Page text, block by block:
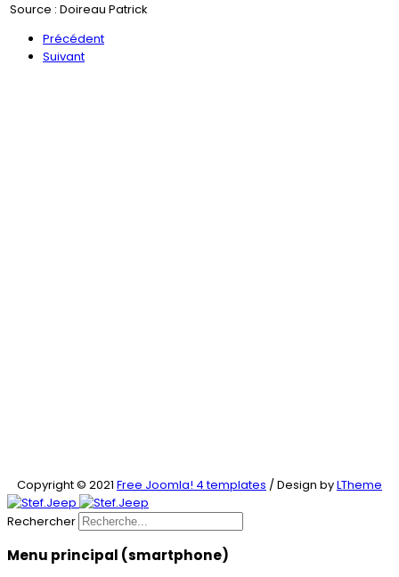
Source : Doireau Patrick
Précédent
Suivant
Copyright © 2021 Free Joomla! 4 templates / Design byLTheme
Rechercher
Menu principal (smartphone)